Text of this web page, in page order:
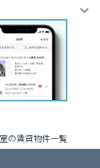
の賃貸物件一覧